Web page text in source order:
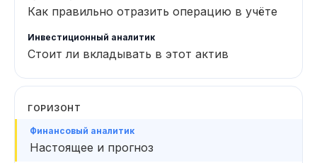
Как правильно отразить операцию в учёте
Стоит ли вкладывать в этот актив
ГОРИЗОНТ
Настоящее и прогноз